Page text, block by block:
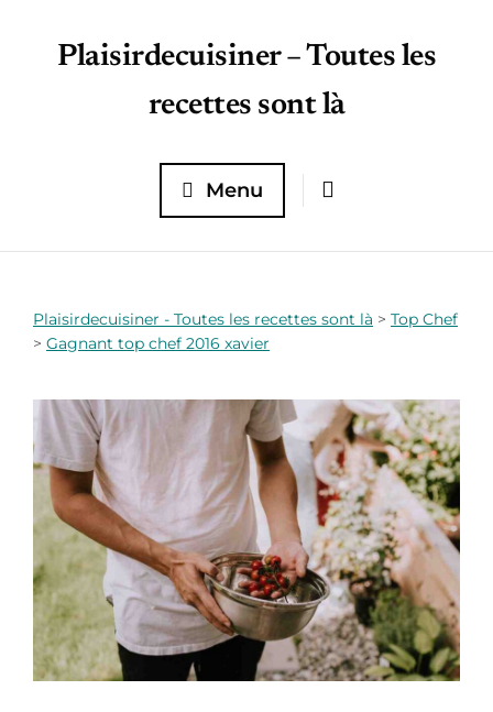
Plaisirdecuisiner – Toutes les
recettes sont là
Menu
Plaisirdecuisiner - Toutes les recettes sont là > Top Chef
> Gagnant top chef 2016 xavier